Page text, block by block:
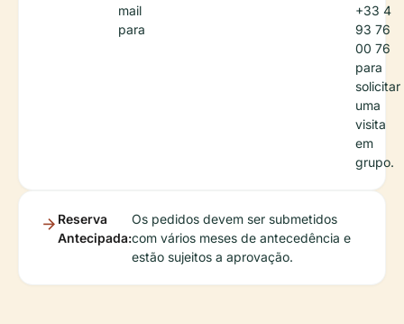
mail
para
+33 4
93 76
00 76
para
solicitar
uma
visita
em
grupo.
Reserva
Antecipada:
Os pedidos devem ser submetidos
com vários meses de antecedência e
estão sujeitos a aprovação.